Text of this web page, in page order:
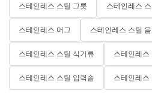
스테인레스 스틸 그릇 스테인레스
스테인레스 머그 스테인레스 스틸
스테인레스 스틸 식기류 스테인레스
스테인레스 스틸 압력솥 스테인레스